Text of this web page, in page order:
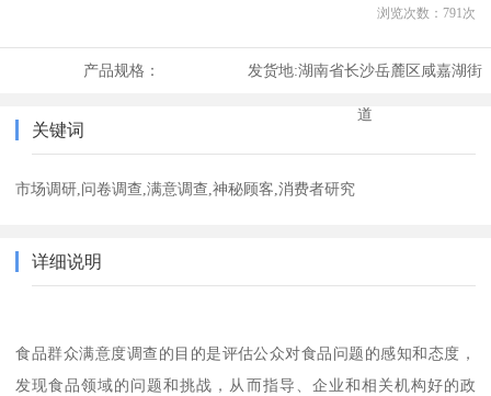
浏览次数： 791次
产品规格： 发货地:湖南省长沙岳麓区咸嘉湖街
道
关键词
市场调研,问卷调查,满意调查,神秘顾客,消费者研究
详细说明
食品群众满意度调查的目的是评估公众对食品问题的感知和态度，
发现食品领域的问题和挑战，从而指导、企业和相关机构好的政